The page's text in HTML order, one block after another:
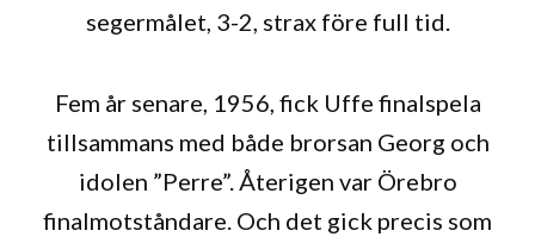
segermålet, 3-2, strax före full tid.
Fem år senare, 1956, fick Uffe finalspela
tillsammans med både brorsan Georg och
idolen ”Perre”. Återigen var Örebro
finalmotståndare. Och det gick precis som